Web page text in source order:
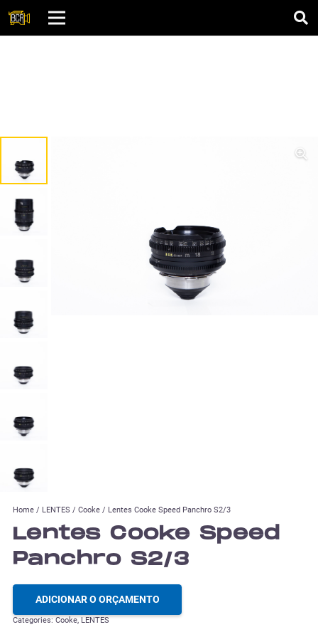
Home / LENTES / Cooke / Lentes Cooke Speed Panchro S2/3
Lentes Cooke Speed
Panchro S2/3
ADICIONAR O ORÇAMENTO
Categories: Cooke, LENTES